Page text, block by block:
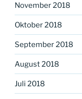
November 2018
Oktober 2018
September 2018
August 2018
Juli 2018